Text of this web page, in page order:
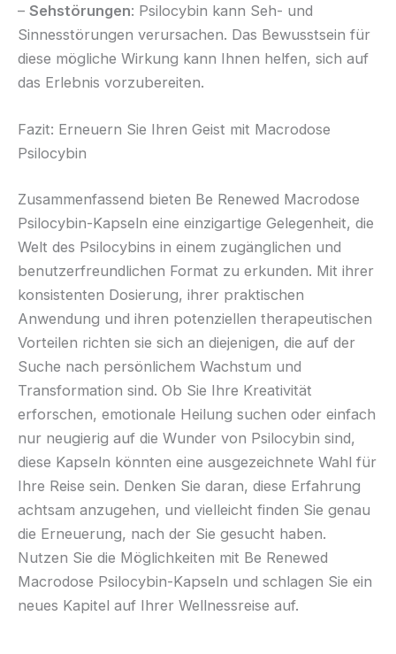
– Sehstörungen: Psilocybin kann Seh- und
Sinnesstörungen verursachen. Das Bewusstsein für
diese mögliche Wirkung kann Ihnen helfen, sich auf
das Erlebnis vorzubereiten.
Fazit: Erneuern Sie Ihren Geist mit Macrodose
Psilocybin
Zusammenfassend bieten Be Renewed Macrodose
Psilocybin-Kapseln eine einzigartige Gelegenheit, die
Welt des Psilocybins in einem zugänglichen und
benutzerfreundlichen Format zu erkunden. Mit ihrer
konsistenten Dosierung, ihrer praktischen
Anwendung und ihren potenziellen therapeutischen
Vorteilen richten sie sich an diejenigen, die auf der
Suche nach persönlichem Wachstum und
Transformation sind. Ob Sie Ihre Kreativität
erforschen, emotionale Heilung suchen oder einfach
nur neugierig auf die Wunder von Psilocybin sind,
diese Kapseln könnten eine ausgezeichnete Wahl für
Ihre Reise sein. Denken Sie daran, diese Erfahrung
achtsam anzugehen, und vielleicht finden Sie genau
die Erneuerung, nach der Sie gesucht haben.
Nutzen Sie die Möglichkeiten mit Be Renewed
Macrodose Psilocybin-Kapseln und schlagen Sie ein
neues Kapitel auf Ihrer Wellnessreise auf.